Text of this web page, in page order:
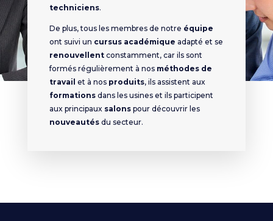
techniciens.
De plus, tous les membres de notre équipe
ont suivi un cursus académique adapté et se
renouvellentconstamment, car ils sont
formés régulièrement à nos méthodes de
travail et à nos produits, ils assistent aux
formationsdans les usines et ils participent
aux principaux salonspour découvrir les
nouveautésdu secteur.